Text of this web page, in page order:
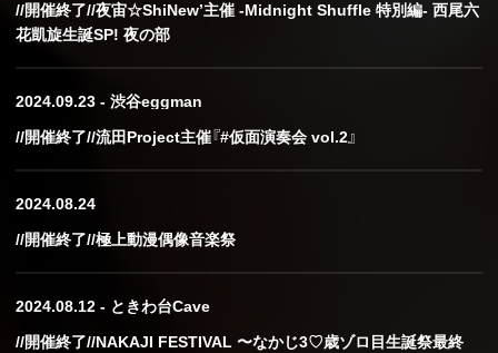
//開催終了//夜宙☆ShiNew’主催 -Midnight Shuffle 特別編- 西尾六
花凱旋生誕SP! 夜の部
2024.09.23 - 渋谷eggman
//開催終了//流田Project主催『#仮面演奏会 vol.2』
2024.08.24
//開催終了//極上動漫偶像音楽祭
2024.08.12 - ときわ台Cave
//開催終了//NAKAJI FESTIVAL 〜なかじ3♡歳ゾロ目生誕祭最終